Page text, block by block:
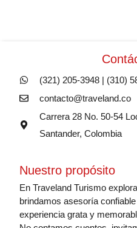
(321) 205-3948 | (310)
contacto@traveland.co
Carrera 28 No. 50-54
Santander, Colombia
Nuestro propósito
En Traveland Turismo
brindamos asesoría
experiencia grata y